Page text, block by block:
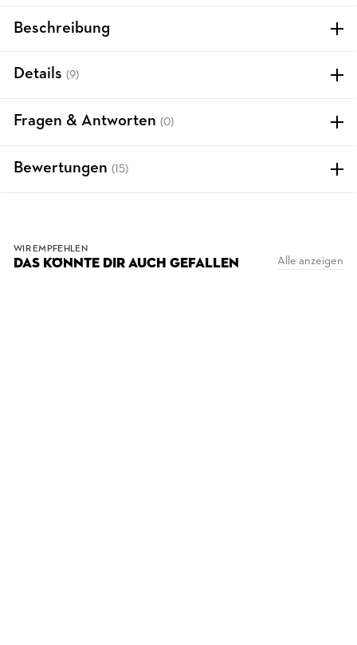
Beschreibung
Details (9)
Fragen & Antworten (0)
Bewertungen (15)
WIR EMPFEHLEN
DAS KÖNNTE DIR AUCH GEFALLEN Alle anzeigen